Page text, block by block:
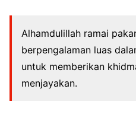
Alhamdulillah ramai
berpengalaman luas
untuk memberikan
menjayakan.